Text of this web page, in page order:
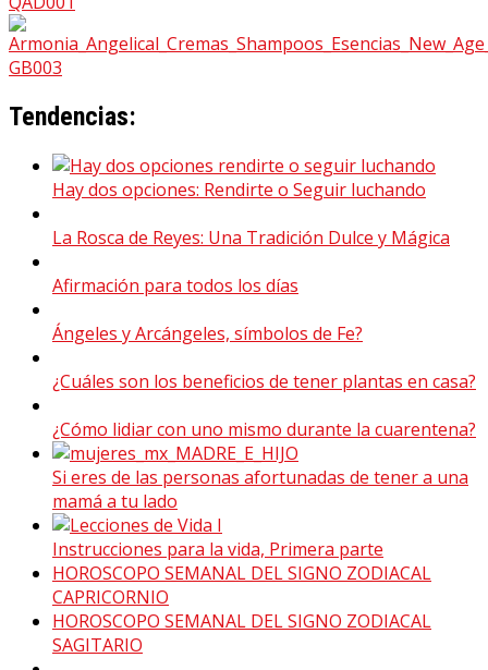
Tendencias:
Hay dos opciones: Rendirte o Seguir luchando
La Rosca de Reyes: Una Tradición Dulce y Mágica
Afirmación para todos los días
Ángeles y Arcángeles, símbolos de Fe?
¿Cuáles son los beneficios de tener plantas en casa?
¿Cómo lidiar con uno mismo durante la cuarentena?
Si eres de las personas afortunadas de tener a una
mamá a tu lado
Instrucciones para la vida, Primera parte
HOROSCOPO SEMANAL DEL SIGNO ZODIACAL
CAPRICORNIO
HOROSCOPO SEMANAL DEL SIGNO ZODIACAL
SAGITARIO